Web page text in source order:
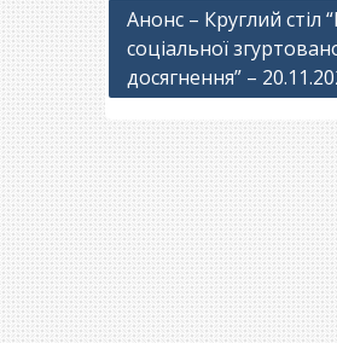
Навігація
записів
Анонс – Круглий стіл
соціальної
досягнення” –